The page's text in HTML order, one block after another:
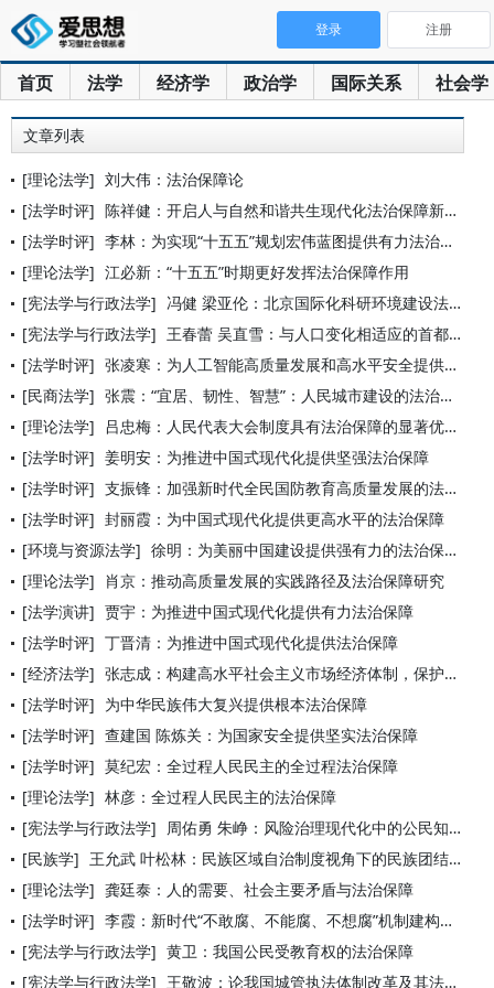
首页 法学 经济学 政治学 国际关系 社会学
登录 注册
文章列表
[理论法学] 刘大伟：法治保障论
[法学时评] 陈祥健：开启人与自然和谐共生现代化法治保障新篇章
[法学时评] 李林：为实现“十五五”规划宏伟蓝图提供有力法治保障
[理论法学] 江必新：“十五五”时期更好发挥法治保障作用
[宪法学与行政法学] 冯健 梁亚伦：北京国际化科研环境建设法治保障
[宪法学与行政法学] 王春蕾 吴直雪：与人口变化相适应的首都基本公共教育服务供给机
[法学时评] 张凌寒：为人工智能高质量发展和高水平安全提供法治保障
[民商法学] 张震：“宜居、韧性、智慧”：人民城市建设的法治保障
[理论法学]
吕忠梅：人民代表大会制度具有法治保障的显著优势
[法学时评] 姜明安：为推进中国式现代化提供坚强法治保障
[法学时评] 支振锋：加强新时代全民国防教育高质量发展的法治保障
[法学时评] 封丽霞：为中国式现代化提供更高水平的法治保障
[环境与资源法学] 徐明：为美丽中国建设提供强有力的法治保障
[理论法学] 肖京：推动高质量发展的实践路径及法治保障研究
[法学演讲] 贾宇：为推进中国式现代化提供有力法治保障
[法学时评] 丁晋清：为推进中国式现代化提供法治保障
[经济法学] 张志成：构建高水平社会主义市场经济体制，保护产权和知识产权是
[法学时评] 为中华民族伟大复兴提供根本法治保障
[法学时评] 查建国 陈炼关：为国家安全提供坚实法治保障
[法学时评] 莫纪宏：全过程人民民主的全过程法治保障
[理论法学] 林彦：全过程人民民主的法治保障
[宪法学与行政法学] 周佑勇 朱峥：风险治理现代化中的公民知情权保障
[民族学] 王允武 叶松林：民族区域自治制度视角下的民族团结法治保障研究
[理论法学] 龚廷泰：人的需要、社会主要矛盾与法治保障
[法学时评] 李霞：新时代“不敢腐、不能腐、不想腐”机制建构——以法治保障
[宪法学与行政法学] 黄卫：我国公民受教育权的法治保障
[宪法学与行政法学] 王敬波：论我国城管执法体制改革及其法治保障